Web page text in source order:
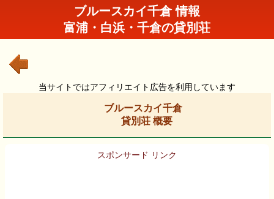
ブルースカイ千倉 情報
富浦・白浜・千倉の貸別荘
当サイトではアフィリエイト広告を利用しています
ブルースカイ千倉
貸別荘 概要
スポンサード リンク